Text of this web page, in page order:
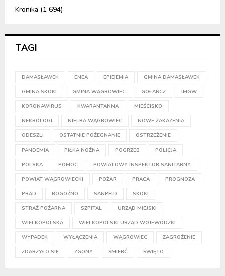
Kronika (1 694)
TAGI
DAMASŁAWEK ENEA EPIDEMIA GMINA DAMASŁAWEK
GMINA SKOKI GMINA WĄGROWIEC GOŁAŃCZ IMGW
KORONAWIRUS KWARANTANNA MIEŚCISKO
NEKROLOGI NIELBA WĄGROWIEC NOWE ZAKAŻENIA
ODESZLI OSTATNIE POŻEGNANIE OSTRZEŻENIE
PANDEMIA PIŁKA NOŻNA POGRZEB POLICJA
POLSKA POMOC POWIATOWY INSPEKTOR SANITARNY
POWIAT WĄGROWIECKI POŻAR PRACA PROGNOZA
PRĄD ROGOŹNO SANPEID SKOKI
STRAŻ POŻARNA SZPITAL URZĄD MIEJSKI
WIELKOPOLSKA WIELKOPOLSKI URZĄD WOJEWÓDZKI
WYPADEK WYŁĄCZENIA WĄGROWIEC ZAGROŻENIE
ZDARZYŁO SIĘ ZGONY ŚMIERĆ ŚWIĘTO